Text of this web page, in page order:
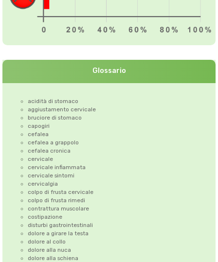
Glossario
acidità di stomaco
aggiustamento cervicale
bruciore di stomaco
capogiri
cefalea
cefalea a grappolo
cefalea cronica
cervicale
cervicale infiammata
cervicale sintomi
cervicalgia
colpo di frusta cervicale
colpo di frusta rimedi
contrattura muscolare
costipazione
disturbi gastrointestinali
dolore a girare la testa
dolore al collo
dolore alla nuca
dolore alla schiena